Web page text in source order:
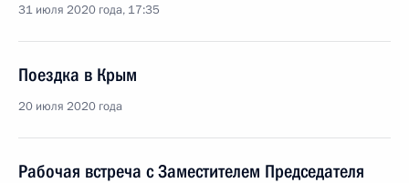
31 июля 2020 года, 17:35
Поездка в Крым
20 июля 2020 года
Рабочая встреча с Заместителем Председателя